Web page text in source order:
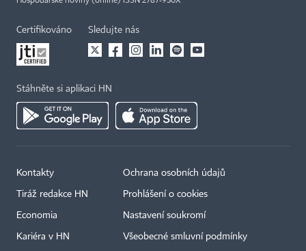
Certifikováno Sledujte nás
Stáhněte si aplikaci HN
Kontakty
Tiráž redakce HN
Economia
Kariéra v HN
Ochrana osobních údajů
Prohlášení o cookies
Nastavení soukromí
Všeobecné smluvní podmínky